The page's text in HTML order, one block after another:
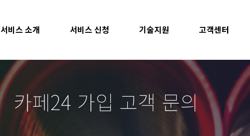
서비스 소개 서비스 신청 기술지원 고객센터
카페24 가입 고객 문의